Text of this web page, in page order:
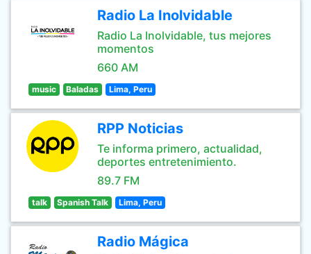
Radio La Inolvidable
Radio La Inolvidable, tus mejores
momentos
660 AM
music Baladas Lima, Peru
RPP Noticias
Te informa primero, actualidad,
deportes entretenimiento.
89.7 FM
talk Spanish Talk Lima, Peru
Radio Mágica